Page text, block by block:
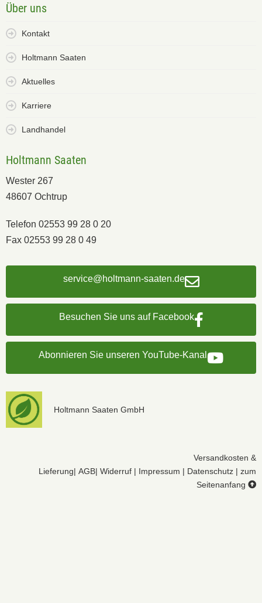
Über uns
Kontakt
Holtmann Saaten
Aktuelles
Karriere
Landhandel
Holtmann Saaten
Wester 267
48607 Ochtrup
Telefon 02553 99 28 0 20
Fax 02553 99 28 0 49
service@holtmann-saaten.de
Besuchen Sie uns auf Facebook
Abonnieren Sie unseren YouTube-Kanal
Holtmann Saaten GmbH
Versandkosten &
Lieferung| AGB| Widerruf | Impressum | Datenschutz | zum
Seitenanfang